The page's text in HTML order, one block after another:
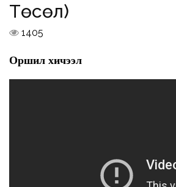
Төсөл)
1405
Оршил хичээл